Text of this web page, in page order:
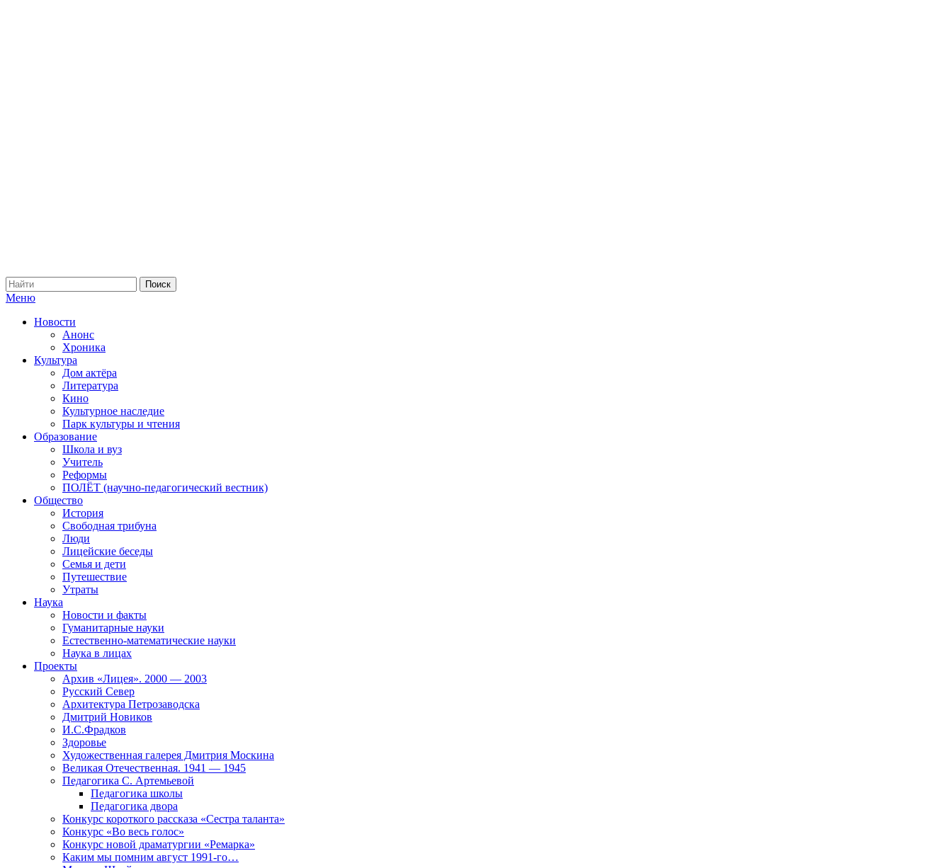
Меню
Новости
Анонс
Хроника
Культура
Дом актёра
Литература
Кино
Культурное наследие
Парк культуры и чтения
Образование
Школа и вуз
Учитель
Реформы
ПОЛЁТ (научно-педагогический вестник)
Общество
История
Свободная трибуна
Люди
Лицейские беседы
Семья и дети
Путешествие
Утраты
Наука
Новости и факты
Гуманитарные науки
Естественно-математические науки
Наука в лицах
Проекты
Архив «Лицея». 2000 — 2003
Русский Север
Архитектура Петрозаводска
Дмитрий Новиков
И.С.Фрадков
Здоровье
Художественная галерея Дмитрия Москина
Великая Отечественная. 1941 — 1945
Педагогика С. Артемьевой
Педагогика школы
Педагогика двора
Конкурс короткого рассказа «Сестра таланта»
Конкурс «Во весь голос»
Конкурс новой драматургии «Ремарка»
Каким мы помним август 1991-го…